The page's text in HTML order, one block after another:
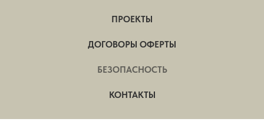
ПРОЕКТЫ
ДОГОВОРЫ ОФЕРТЫ
БЕЗОПАСНОСТЬ
КОНТАКТЫ